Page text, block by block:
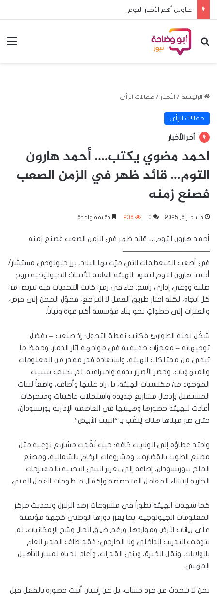
عناوين أهم الأخبار اليوم الأحد ٩ اغسطس ٢٠٢٦م
بحث عن
الرئيسية / الأخبار / مقالات الرأي
مقالات الرأي
أخر الأخبار
احمد مضوي يكتب…. أحمد هارون
التوم… قائد ظهر في الزمن الصعب
فصنع زمنه
ديسمبر 6, 2025 0
236 دقيقة واحدة
أحمد هارون التوم… قائد ظهر في الزمن الصعب فصنع زمنه
————————————
في أصعب المنعطفات التي مرّت بها البلاد، برز جيولوجي مستشار/
أحمد هارون التوم ليقود الهيئة العامة للأبحاث الجيولوجية بروح
صلبة ووعي إداري راسخ. جاء في زمنٍ كانت التحديات فيه تتربص من
كل اتجاه، لكنه اختار طريق العمل لا التراجع، فحوّل المحن إلى فرص،
والعثرات إلى خطواتٍ نحو بناء مؤسسة أكثر قوة وثباتاً.
شكّل لجنة الطوارئ فكانت نقطة التحول؛ إذ صنعت – بفضل
توجيهاته – معجزات حقيقية في مواجهة آثار الدمار، وحفظ ما
تبقى من ممتلكات الهيئة، واستعادة قدر مقدر من المعلومات
والمنهوبات، وحصر الأضرار بدقة واحترافية. لم يكتفِ بتثبيت
الموجود من مكتسبات الهيئة، بل زاد عليها وأضاف، واضعاً لبنات
المستقبل بإدخال مشاريع جديدة واستجلاب ماكينات ومتحركات
أعادت للهيئة حضورها وهيبتها في العاصمة الإدارية بورتسودان،
حتى صار مبناها هناك يُلقّب بـ “البيت الأبيض”.
وامتد عطاؤه إلى الولايات كافة؛ حيث نُفِّذت مشاريع نوعية مثل
مصنع الطوب بالقضارف، ومشروعات الرخام بالشمالية، ومصنع
الملح ببورتسودان، إضافة إلى تعزيز البنى التحتية بالمقترحات
الجارية لإنشاء المعامل المتخصصة وإكمال منظومات العمل الفني.
كما شهدت الهيئة تطوراً في مشروعات رصد الزلازل وتحديث مركز
المعلومات الجيولوجية، بما يعزز دورها الوطني كجهة مؤتمنة
على بيانات الأرض ومواردها. ورغم ضيق الحال وشح الإمكانيات، لم
يتوقف التدريب الداخلي ولا الخارجي؛ فقد طاف المدير العام
بالولايات، ونقل الخبرة، وبنى القدرات، وأعاد الحياة لمسار التأهيل
المهني.
نحن لا نتحدث عن جرد حساب، بل عن إنسان أثبت حضوره بالفعل قبل